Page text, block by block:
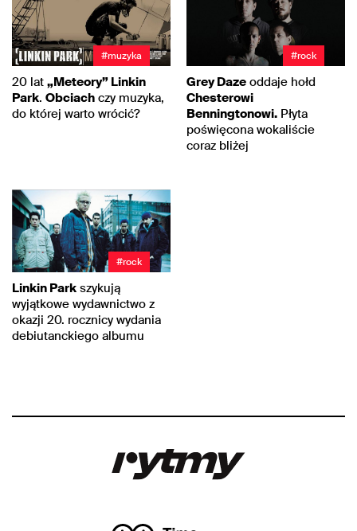
#muzyka
20 lat „Meteory” Linkin
Park. Obciach czy muzyka,
do której warto wrócić?
#rock
Grey Daze oddaje hołd
Chesterowi
Benningtonowi. Płyta
poświęcona wokaliście
coraz bliżej
#rock
Linkin Park szykują
wyjątkowe wydawnictwo z
okazji 20. rocznicy wydania
debiutanckiego albumu